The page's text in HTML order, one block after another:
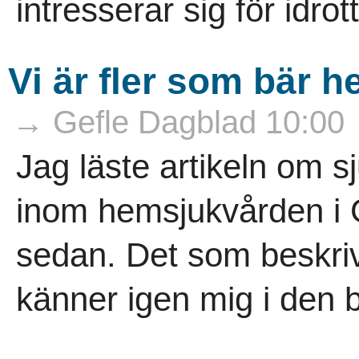
intresserar sig för
Vi är fler som bär
→ Gefle Dagblad 10:00
Jag läste artikeln om
inom hemsjukvården i
sedan. Det som
känner igen mig i den